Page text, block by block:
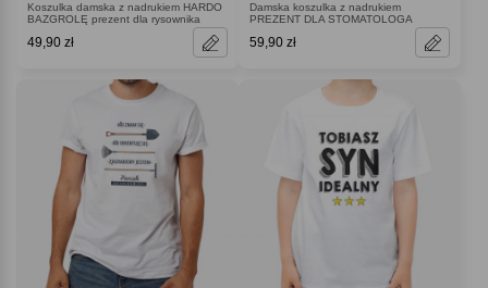
Koszulka damska z nadrukiem HARDO
BAZGROLĘ prezent dla rysownika
49,90 zł
Damska koszulka z nadrukiem
PREZENT DLA STOMATOLOGA
59,90 zł